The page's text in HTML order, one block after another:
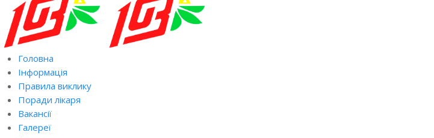
Головна
Інформація
Правила виклику
Поради лікаря
Вакансії
Галереї